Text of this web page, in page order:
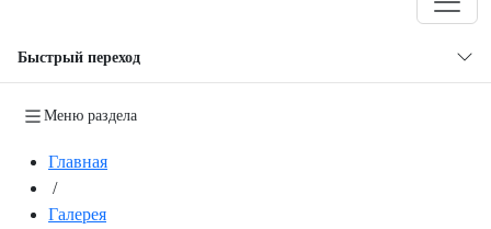
Быстрый переход
Меню раздела
Главная
/
Галерея